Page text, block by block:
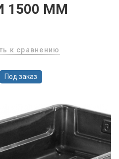
1500 ММ
к сравнению
Под заказ